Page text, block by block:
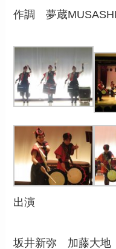
作調 夢蔵MUSASHI
出演
坂井新弥 加藤大